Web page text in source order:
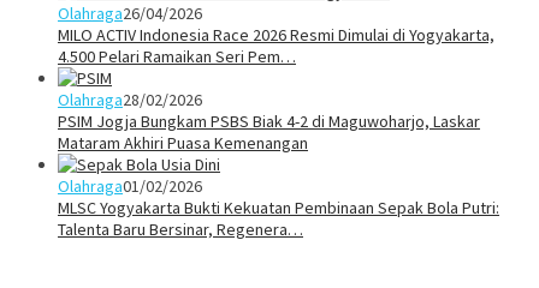
Olahraga26/04/2026
MILO ACTIV Indonesia Race 2026 Resmi Dimulai di Yogyakarta,
4.500 Pelari Ramaikan Seri Pem…
Olahraga28/02/2026
PSIM Jogja Bungkam PSBS Biak 4-2 di Maguwoharjo, Laskar
Mataram Akhiri Puasa Kemenangan
Olahraga01/02/2026
MLSC Yogyakarta Bukti Kekuatan Pembinaan Sepak Bola Putri:
Talenta Baru Bersinar, Regenera…